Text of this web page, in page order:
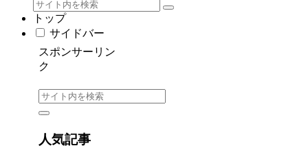
トップ
サイドバー
スポンサーリン
ク
人気記事